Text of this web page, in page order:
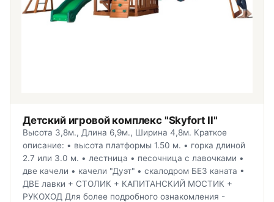
Детский игровой комплекс "Skyfort II"
Высота 3,8м., Длина 6,9м., Ширина 4,8м. Краткое
описание: • высота платформы 1.50 м. • горка длиной
2.7 или 3.0 м. • лестница • песочница с лавочками •
две качели • качели "Дуэт" • скалодром БЕЗ каната •
ДВЕ лавки + СТОЛИК + КАПИТАНСКИЙ МОСТИК +
РУКОХОД Для более подробного ознакомления -